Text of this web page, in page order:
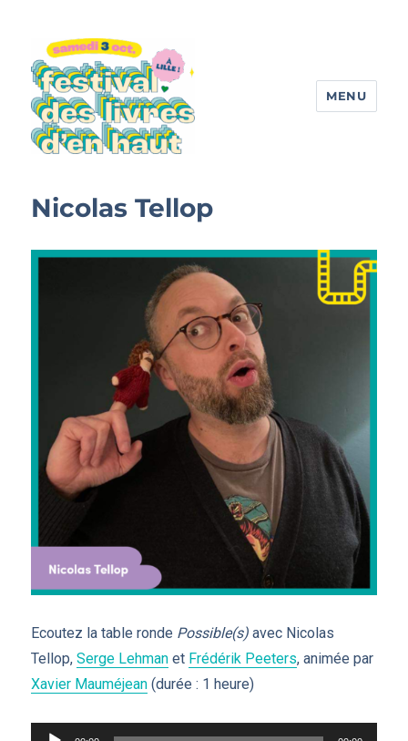
MENU
Nicolas Tellop
Ecoutez la table ronde Possible(s) avec Nicolas
Tellop,Serge Lehman et Frédérik Peeters, animée par
Xavier Mauméjean (durée : 1 heure)
Lecteur